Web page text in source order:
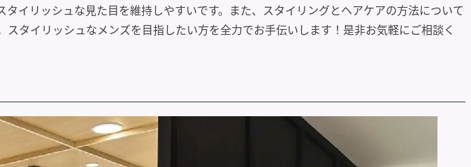
イリッシュな見た目を維持しやすいです。また、スタイリングとヘアケアの方法について
タイリッシュなメンズを目指したい方を全力でお手伝いします！是非お気軽にご相談く